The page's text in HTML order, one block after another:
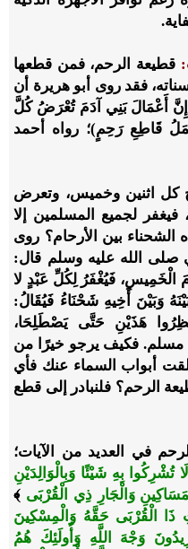
قطيعة الرحم، فمن قطعها
فقد روى أبو هريرة أن
أَعْمَالَ بَنِي آدَمَ تُعْرَضُ كُلَّ
قَاطِعِ رَحِمٍ)؛ رواه أحمد
كل اثنين وخميس، وتعرض
فيغفر لجميع المسلمين إلا
بين الأرحام؟ روى
صلى الله عليه وسلم قال:
الْخَمِيسِ، فَيُغْفَرُ لِكُلِّ عَبْدٍ لا
وَبَيْنَ أَخِيهِ شَحْنَاءُ فَيُقَالُ:
هَذَيْنِ حَتَّى يَصْطَلِحَا،
مسلم. فكيف يرجو خيرًا من
أبواب السماء عنك فأي
الرحم؟ فلنبادر إلى قطع
في العديد من الآيات؛
تُشْرِكُوا بِهِ شَيْئًا وَبِالْوَالِدَيْنِ
وَالْجَارِ ذِي الْقُرْبَى ﴾
ذَا الْقُرْبَى حَقَّهُ وَالْمِسْكِينَ
وَجْهَ اللَّهِ وَأُولَئِكَ هُمُ